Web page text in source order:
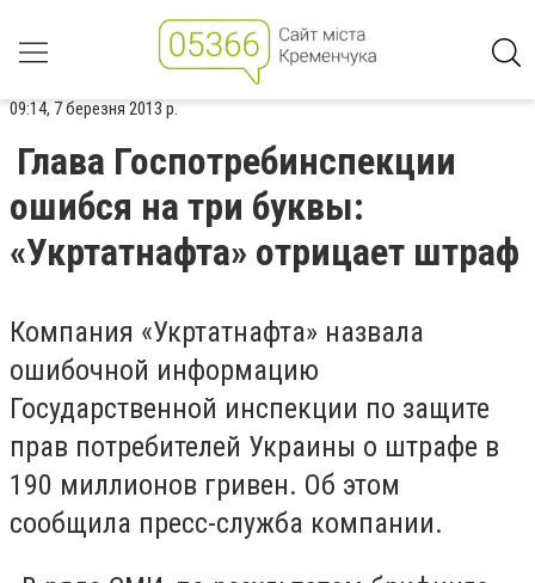
09:14, 7 березня 2013 р.
Глава Госпотребинспекции
ошибся на три буквы:
«Укртатнафта» отрицает штраф
Компания «Укртатнафта» назвала
ошибочной информацию
Государственной инспекции по защите
прав потребителей Украины о штрафе в
190 миллионов гривен. Об этом
сообщила пресс-служба компании.